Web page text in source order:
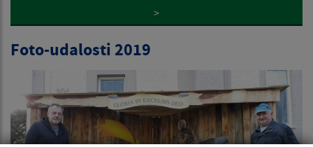
>
Foto-udalosti 2019